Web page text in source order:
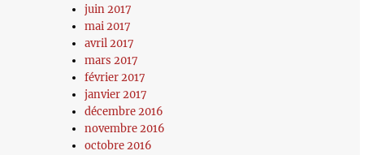
juin 2017
mai 2017
avril 2017
mars 2017
février 2017
janvier 2017
décembre 2016
novembre 2016
octobre 2016